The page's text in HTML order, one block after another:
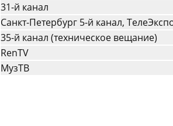
31-й канал
Санкт-Петербург 5-й канал,
35-й канал (техническое вещание)
RenTV
МузТВ